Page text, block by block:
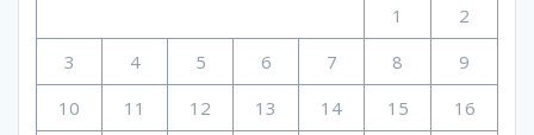
1
2
3
4 5 6 7 8
9
10
11 12 13 14 15
16